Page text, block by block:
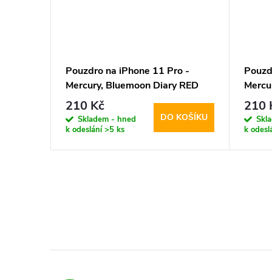
Pouzdro na iPhone 11 Pro -
Mercury, Bluemoon Diary RED
210 Kč
Skladem - hned
k odeslání>5 ks
DO KOŠÍKU
210
k